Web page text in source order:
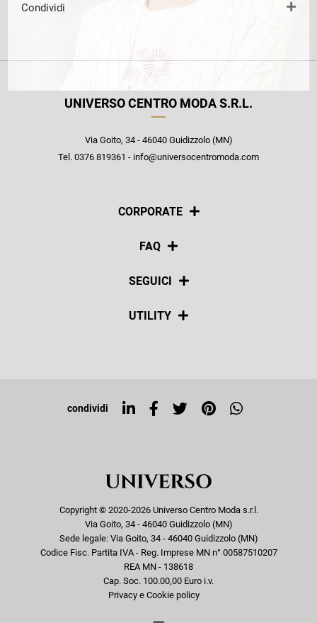
Condividi
UNIVERSO CENTRO MODA S.R.L.
Via Goito, 34 - 46040 Guidizzolo (MN)
Tel. 0376 819361 - info@universocentromoda.com
CORPORATE
Chi siamo
FAQ
Pagamenti
SEGUICI
Social
UTILITY
Top ricerche
condividi
Copyright © 2020-2026 Universo Centro Moda s.r.l.
Via Goito, 34 - 46040 Guidizzolo (MN)
Sede legale: Via Goito, 34 - 46040 Guidizzolo (MN)
Codice Fisc. Partita IVA - Reg. Imprese MN n° 00587510207
REA MN - 138618
Cap. Soc. 100.00,00 Euro i.v.
Privacy e Cookie policy